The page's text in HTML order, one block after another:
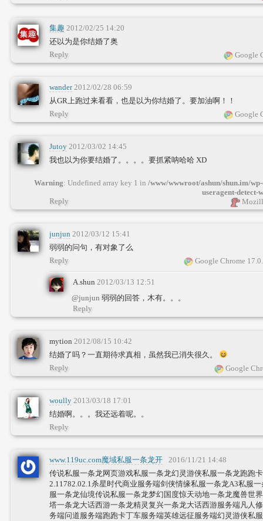
集趣 2012/02/25 14:20
还以为是你结婚了奥
Google
Reply
wander 2012/02/28 06:59
从GR上跑过来看看，也是以为你结婚了。要加油啊！！
Google
Reply
Jutoy 2012/03/02 14:45
我也以为你要结婚了。。。。要抓紧呐哈哈 XD
Warning: Undefined array key 1 in /www/wwwroot/ashun/shun.im/
useragent-detect-
Reply
junjun 2012/03/12 15:41
弱弱的问句，有对象了么
Google Chrome
Reply
A.shun 2012/03/13 12:51
@junjun 弱弱的回答，木有。。。
Reply
mytion 2012/08/15 10:42
结婚了吗？一直期待求真相，虽然我已消失很久。
Google
Reply
woully 2013/03/18 17:01
结婚啊。。。我还远着呢。。
Reply
www.119uc.com魔域私服一条龙开
区服务1r3t4b
2016/11/21 14:48
传说私服一条龙网页游戏私服一条龙幻灵游侠私服一条龙跑跑
2.11782.02.1杀星时代商业服务端剑侠情缘私服一条龙A3私服
服一条龙仙境传说私服一条龙梦幻国度惊天动地一条龙魔兽世
塔一条龙大话西游一条龙精灵复兴一条龙大话西游服务端凡人
务端问道服务端跑跑卡丁车服务端英雄远征服务端幻灵游侠私